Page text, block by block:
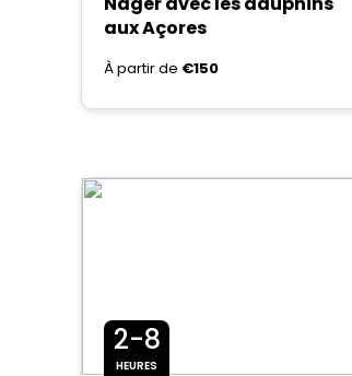
aux Açores
À partir de €150
2-8
HEURES